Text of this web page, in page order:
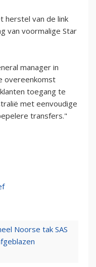
herstel van de link
van voormalige Star
manager in
overeenkomst
toegang te
met eenvoudige
transfers."
Noorse tak SAS